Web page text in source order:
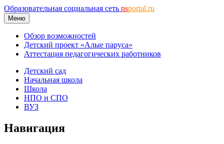
Образовательная социальная сеть nsportal.ru
Меню
Обзор возможностей
Детский проект «Алые паруса»
Аттестация педагогических работников
Детский сад
Начальная школа
Школа
НПО и СПО
ВУЗ
Навигация